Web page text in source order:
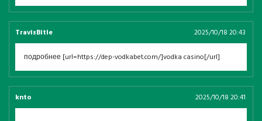
TravisBitle 2025/10/18 20:43
подробнее [url=https://dep-vodkabet.com/]vodka casino[/url]
knto 2025/10/18 20:41